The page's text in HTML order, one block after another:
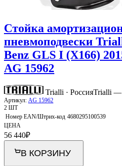
Стойка
пневмоподвески
Benz GLS I (X166)
AG 15962
Trialli · РоссияTrialli —
Артикул: AG 15962
2 ШТ
Номер EAN/Штрих-код 4680295100539
ЦЕНА
56 440₽
В КОРЗИНУ